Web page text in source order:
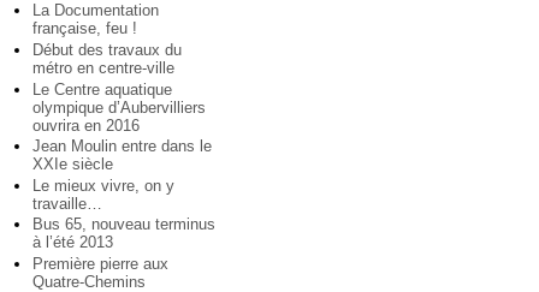
La Documentation
française, feu !
Début des travaux du
métro en centre-ville
Le Centre aquatique
olympique d’Aubervilliers
ouvrira en 2016
Jean Moulin entre dans le
XXIe siècle
Le mieux vivre, on y
travaille…
Bus 65, nouveau terminus
à l’été 2013
Première pierre aux
Quatre-Chemins